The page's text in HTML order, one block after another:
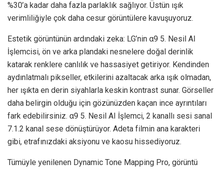
%30’a kadar daha fazla parlaklık sağlıyor. Üstün ışık
verimliliğiyle çok daha cesur görüntülere kavuşuyoruz.
Estetik görüntünün ardındaki zeka: LG’nin α9 5. Nesil AI
İşlemcisi, ön ve arka plandaki nesnelere doğal derinlik
katarak renklere canlılık ve hassasiyet getiriyor. Kendinden
aydınlatmalı pikseller, etkilerini azaltacak arka ışık olmadan,
her ışıkta en derin siyahlarla keskin kontrast sunar. Görseller
daha belirgin olduğu için gözünüzden kaçan ince ayrıntıları
fark edebilirsiniz. α9 5. Nesil AI İşlemci, 2 kanallı sesi sanal
7.1.2 kanal sese dönüştürüyor. Adeta filmin ana karakteri
gibi, etrafınızdaki aksiyonu ve kaosu hissediyoruz.
Tümüyle yenilenen Dynamic Tone Mapping Pro, görüntü